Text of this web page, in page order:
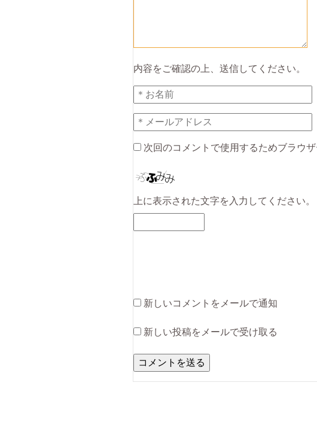
内容をご確認の上、送信してください。
次回のコメントで使用するためブラウ
上に表示された文字を入力してください。
新しいコメントをメールで通知
新しい投稿をメールで受け取る